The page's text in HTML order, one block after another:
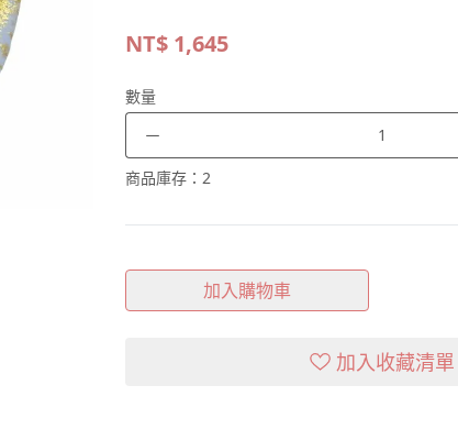
NT$ 1,645
數量
－
商品庫存： 2
加入購物車
加入收藏清單